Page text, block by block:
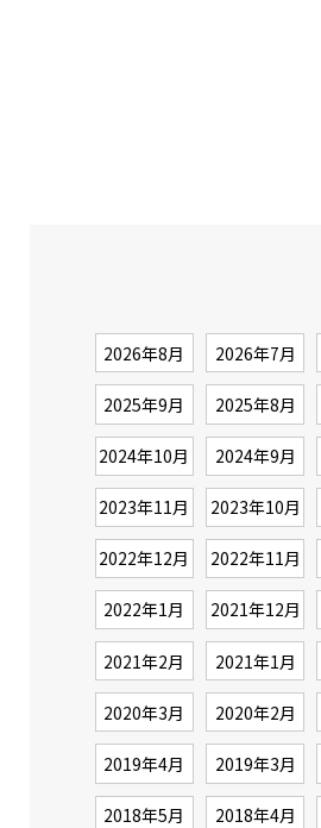
2026年8月 2026年7月
2025年9月 2025年8月
2024年10月 2024年9月
2023年11月 2023年10月
2022年12月 2022年11月
2022年1月 2021年12月
2021年2月 2021年1月
2020年3月 2020年2月
2019年4月 2019年3月
2018年5月 2018年4月